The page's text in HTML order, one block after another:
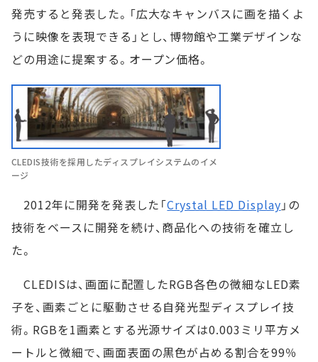
発売すると発表した。「広大なキャンバスに画を描くよ
うに映像を表現できる」とし、博物館や工業デザインな
どの用途に提案する。オープン価格。
CLEDIS技術を採用したディスプレイシステムのイメ
ージ
2012年に開発を発表した「Crystal LED Display 」の
技術をベースに開発を続け、商品化への技術を確立し
た。
CLEDISは、画面に配置したRGB各色の微細なLED素
子を、画素ごとに駆動させる自発光型ディスプレイ技
術。RGBを1画素とする光源サイズは0.003ミリ平方メ
ートルと微細で、画面表面の黒色が占める割合を99％